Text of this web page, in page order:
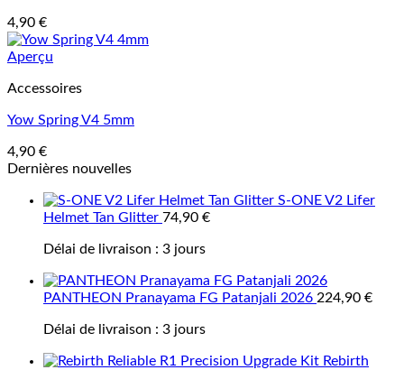
4,90 €
Aperçu
Accessoires
Yow Spring V4 5mm
4,90 €
Dernières nouvelles
S-ONE V2 Lifer
Helmet Tan Glitter 74,90 €
Délai de livraison : 3 jours
PANTHEON Pranayama FG Patanjali 2026 224,90 €
Délai de livraison : 3 jours
Rebirth